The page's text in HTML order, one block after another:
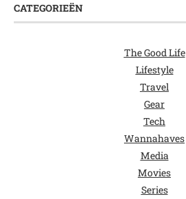
CATEGORIEËN
The Good Life
Lifestyle
Travel
Gear
Tech
Wannahaves
Media
Movies
Series